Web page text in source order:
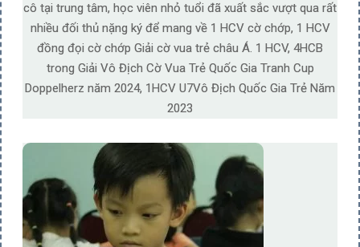
cô tại trung tâm, học viên nhỏ tuổi đã xuất sắc vượt qua rất
nhiều đối thủ nặng ký để mang về 1 HCV cờ chớp, 1 HCV
đồng đọi cờ chớp Giải cờ vua trẻ châu Á. 1 HCV, 4HCB
trong Giải Vô Địch Cờ Vua Trẻ Quốc Gia Tranh Cup
Doppelherz năm 2024, 1HCV U7Vô Địch Quốc Gia Trẻ Năm
2023